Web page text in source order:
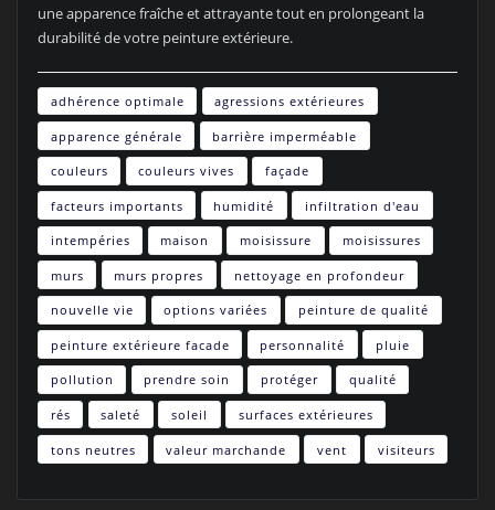
une apparence fraîche et attrayante tout en prolongeant la
durabilité de votre peinture extérieure.
adhérence optimale agressions extérieures
apparence générale barrière imperméable
couleurs couleurs vives façade
facteurs importants humidité infiltration d'eau
intempéries maison moisissure moisissures
murs murs propres nettoyage en profondeur
nouvelle vie options variées peinture de qualité
peinture extérieure facade personnalité pluie
pollution prendre soin protéger qualité
rés saleté soleil surfaces extérieures
tons neutres valeur marchande vent visiteurs